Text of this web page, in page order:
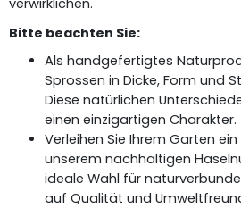
Bitte beachten Sie:
Als handgefertigtes
Sprossen in Dicke, Form und
Diese natürlichen
einen einzigartigen Charakter.
Verleihen Sie Ihrem Garten
unserem nachhaltigen
ideale Wahl für
auf Qualität und